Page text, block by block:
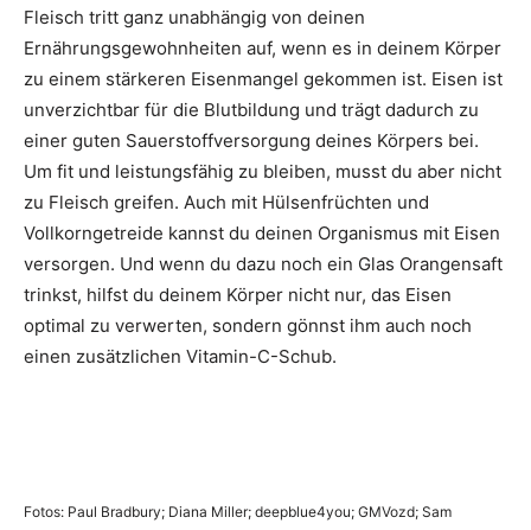
Fleisch tritt ganz unabhängig von deinen
Ernährungsgewohnheiten auf, wenn es in deinem Körper
zu einem stärkeren Eisenmangel gekommen ist. Eisen ist
unverzichtbar für die Blutbildung und trägt dadurch zu
einer guten Sauerstoffversorgung deines Körpers bei.
Um fit und leistungsfähig zu bleiben, musst du aber nicht
zu Fleisch greifen. Auch mit Hülsenfrüchten und
Vollkorngetreide kannst du deinen Organismus mit Eisen
versorgen. Und wenn du dazu noch ein Glas Orangensaft
trinkst, hilfst du deinem Körper nicht nur, das Eisen
optimal zu verwerten, sondern gönnst ihm auch noch
einen zusätzlichen Vitamin-C-Schub.
Fotos: Paul Bradbury; Diana Miller; deepblue4you; GMVozd; Sam